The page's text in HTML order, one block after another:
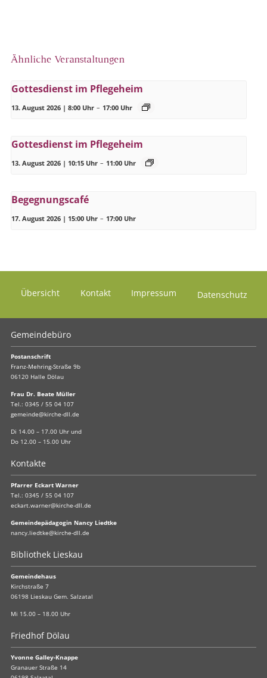
Ähnliche Veranstaltungen
Gottesdienst im Pflegeheim
13. August 2026 | 8:00 Uhr – 17:00 Uhr
Gottesdienst im Pflegeheim
13. August 2026 | 10:15 Uhr – 11:00 Uhr
Begegnungscafé
17. August 2026 | 15:00 Uhr – 17:00 Uhr
Übersicht Kontakt Impressum Datenschutz
Gemeindebüro
Postanschrift
Franz-Mehring-Straße 9b
06120 Halle Dölau
Frau Dr. Beate Müller
Tel.: 0345 / 55 04 107
gemeinde@kirche-dll.de
Di 14.00 – 17.00 Uhr und
Do 12.00 – 15.00 Uhr
Kontakte
Pfarrer Eckart Warner
Tel.: 0345 / 55 04 107
eckart.warner@kirche-dll.de
Gemeindepädagogin Nancy Liedtke
nancy.liedtke@kirche-dll.de
Bibliothek Lieskau
Gemeindehaus
Kirchstraße 7
06198 Lieskau Gem. Salzatal
Mi 15.00 – 18.00 Uhr
Friedhof Dölau
Yvonne Galley-Knappe
Granauer Straße 14